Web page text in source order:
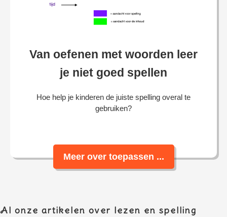
Van oefenen met woorden leer
je niet goed spellen
Hoe help je kinderen de juiste spelling overal te
gebruiken?
Meer over toepassen ...
Al onze artikelen over lezen en spelling